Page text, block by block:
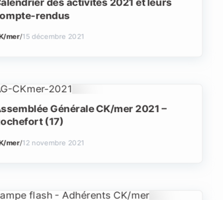
rendus
mer/15 décembre 2021
Générale CK/mer 2021 –
(17)
mer/12 novembre 2021